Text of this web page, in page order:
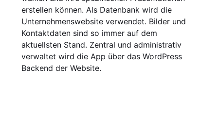
erstellen können. Als Datenbank wird die
Unter­nehmenswebsite verwendet. Bilder und
Kontaktdaten sind so immer auf dem
aktuellsten Stand. Zentral und administrativ
verwaltet wird die App über das WordPress
Backend der Website.